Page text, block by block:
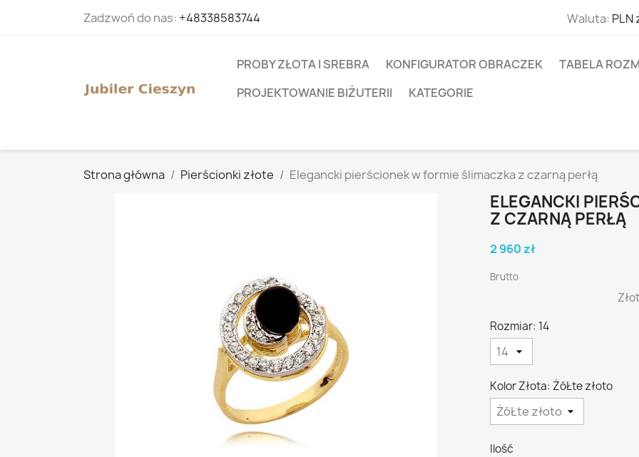
Zadzwoń do nas: +48338583744 Waluta: PLN
PROBY ZŁOTA I SREBRA KONFIGURATOR OBRACZEK
TABELA
PROJEKTOWANIE BIŻUTERII
KATEGORIE
Strona główna Pierścionki złote Elegancki pierścionek w formie ślimaczka z czarną perłą
ELEGANCKI
Z CZARNĄ PERŁĄ
2 960 zł
Brutto
Rozmiar: 14
Kolor Złota: ŻóŁte złoto
Ilość